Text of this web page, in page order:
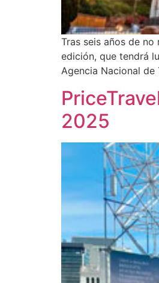
Tras seis años de
edición, que tendrá
Agencia Nacional
2025